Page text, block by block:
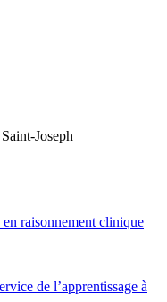
Joseph
raisonnement clinique
de l’apprentissage à